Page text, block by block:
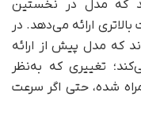
که مدل در نخستین
ارائه می‌دهد. در
که مدل پیش از ارائه
تغییری که به‌نظر
شده، حتی اگر سرعت